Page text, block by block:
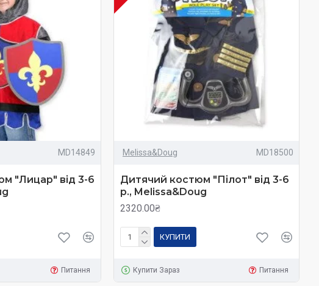
MD14849
"Лицар" від 3-6
Питання
Melissa&Doug MD18500
Дитячий костюм "Пілот" від 3-6
р., Melissa&Doug
2320.00₴
КУПИТИ
Купити Зараз Питання